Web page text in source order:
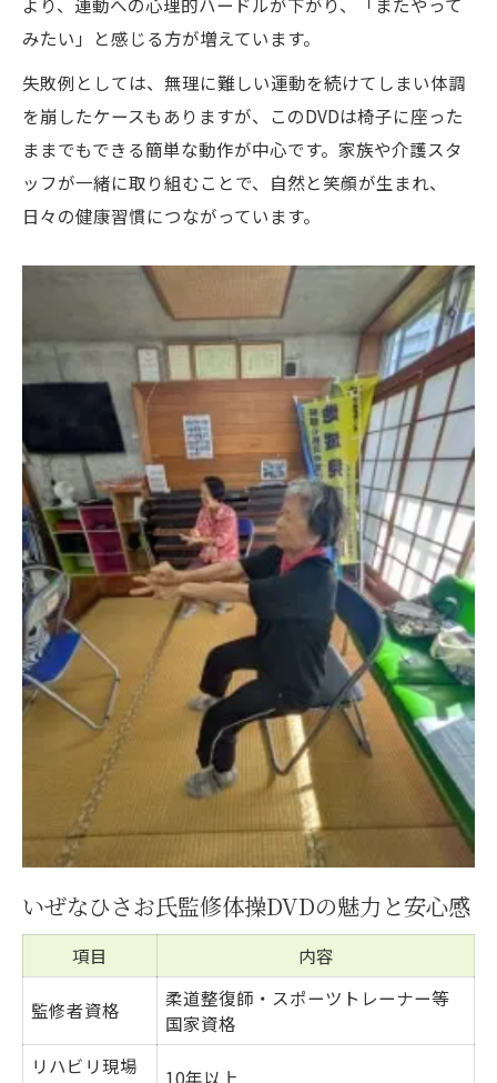
みたい」と感じる方が増えています。
失敗例としては、無理に難しい運動を続けてしまい体調
を崩したケースもありますが、このDVDは椅子に座った
ままでもできる簡単な動作が中心です。家族や介護スタ
ッフが一緒に取り組むことで、自然と笑顔が生まれ、
日々の健康習慣につながっています。
いぜなひさお氏監修体操DVDの魅力と安心感
項目 内容
監修者資格
柔道整復師・スポーツトレーナー等
国家資格
リハビリ現場
10年以上